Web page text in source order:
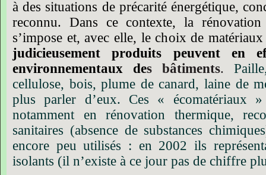
à des situations de précarité énergétique,
reconnu. Dans ce contexte, la
s’impose et, avec elle, le choix de
judicieusement produits peuvent en
environnementaux des bâtiments.
cellulose, bois, plume de canard, laine de
plus parler d’eux. Ces « écomatériaux
notamment en rénovation thermique,
sanitaires (absence de substances
encore peu utilisés : en 2002 ils
isolants (il n’existe à ce jour pas de chiffre